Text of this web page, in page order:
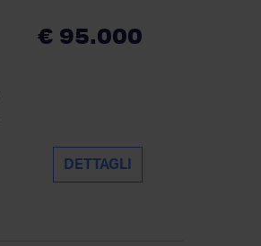
€ 95.000
DETTAGLI